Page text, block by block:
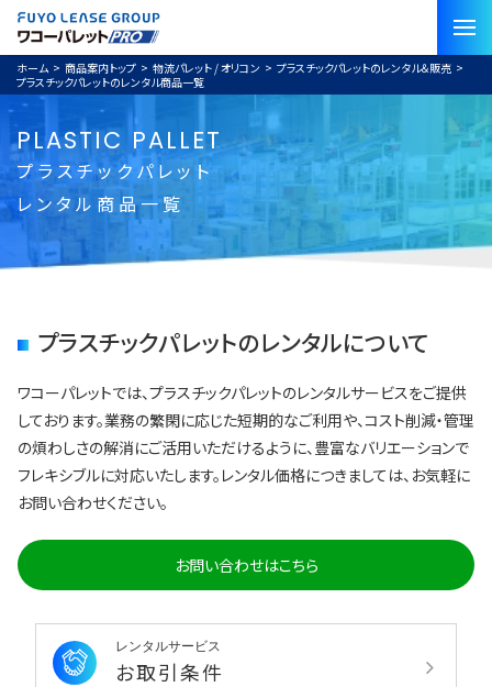
ホーム > 商品案内トップ > 物流パレット / オリコン > プラスチックパレットのレンタル＆販売 >
プラスチックパレットのレンタル商品一覧
PLASTIC PALLET
プラスチックパレット
レンタル商品一覧
プラスチックパレットのレンタルについて
ワコーパレットでは、プラスチックパレットのレンタルサービスをご提供
しております。業務の繁閑に応じた短期的なご利用や、コスト削減・管理
の煩わしさの解消にご活用いただけるように、豊富なバリエーションで
フレキシブルに対応いたします。レンタル価格につきましては、お気軽に
お問い合わせください。
お問い合わせはこちら
レンタルサービス
お取引条件